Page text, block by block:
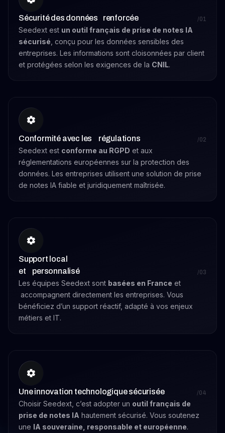
Sécurité des données renforcée /01
Seedext est un outil français de prise de notes IA
sécurisé , conçu pour les données sensibles des
entreprises. Les informations sont cloisonnées par client
et protégées selon les exigences de la CNIL.
Conformité avec les régulations /02
Seedext est conforme au RGPD et aux
réglementations européennes sur la protection des
données. Les entreprises utilisent une solution de prise
de notes IA fiable et juridiquement maîtrisée.
Support local
et personnalisé
/03
Les équipes Seedext sont basées en France et
accompagnent directement les entreprises. Vous
bénéficiez d’un support réactif, adapté à vos enjeux
métiers et IT.
Une innovation technologique sécurisée /04
Choisir Seedext, c’est adopter un outil français de
prise de notes IA hautement sécurisé. Vous soutenez
une IA souveraine, responsable et européenne.